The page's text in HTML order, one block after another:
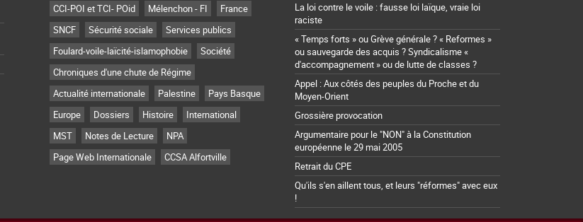
CCI-POI et TCI- POid
Mélenchon - FI
France
SNCF
Sécurité sociale
Services publics
Foulard-voile-laïcité-islamophobie
Société
Chroniques d'une chute de Régime
Actualité internationale
Palestine
Pays Basque
Europe
Dossiers Histoire
International
MST
Notes de Lecture
NPA
Page Web Internationale
CCSA Alfortville
La loi contre le voile : fausse loi laïque, vraie loi
raciste
« Temps forts » ou Grève générale ? « Reformes »
ou sauvegarde des acquis ? Syndicalisme «
d'accompagnement » ou de lutte de classes ?
Appel : Aux côtés des peuples du Proche et du
Moyen-Orient
Grossière provocation
Argumentaire pour le "NON" à la Constitution
européenne le 29 mai 2005
Retrait du CPE
Qu'ils s'en aillent tous, et leurs "réformes" avec eux
!